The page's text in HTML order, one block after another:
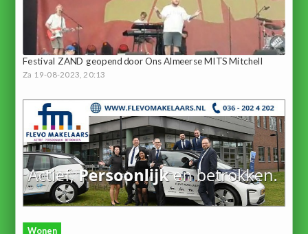
Festival ZAND geopend door Ons Almeerse MITS Mitchell
Za 19-08-2023, 20:13
Wonen